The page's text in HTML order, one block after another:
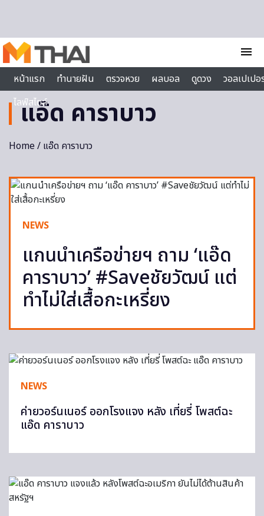
menu
หน้าแรก
ทำนายฝัน ตรวจหวย ผลบอล ดูดวง
วอลเปเป
ไลฟ์สไตล์
แอ๊ด คาราบาว
Home/ แอ๊ด คาราบาว
NEWS
แกนนำเครือข่ายฯ ถาม ‘แอ๊ด
คาราบาว’ #Saveชัยวัฒน์ แต่
ทำไม่ใส่เสื้อกะเหรี่ยง
NEWS
ค่ายวอร์นเนอร์ ออกโรงแจง หลัง เที่ยรี่ โพสต์ฉะ
แอ๊ด คาราบาว